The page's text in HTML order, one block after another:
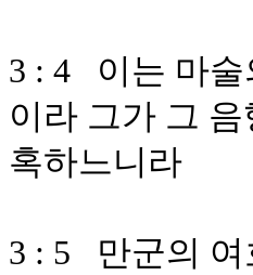
3 : 4 이는 마술
이라 그가 그
혹하느니라
3 : 5 만군의 여